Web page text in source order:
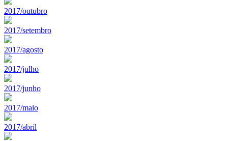
2017/outubro
2017/setembro
2017/agosto
2017/julho
2017/junho
2017/maio
2017/abril